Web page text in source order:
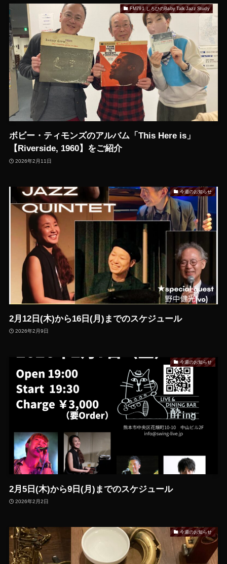
FM791 しろひのBaby Talk Jazz Study
ボビー・ティモンズのアルバム「This Here is」
【Riverside, 1960】をご紹介
2026年2月11日
今週のお知らせ
2月12日(木)から16日(月)までのスケジュール
2026年2月9日
今週のお知らせ
2月5日(木)から9日(月)までのスケジュール
2026年2月2日
今週のお知らせ